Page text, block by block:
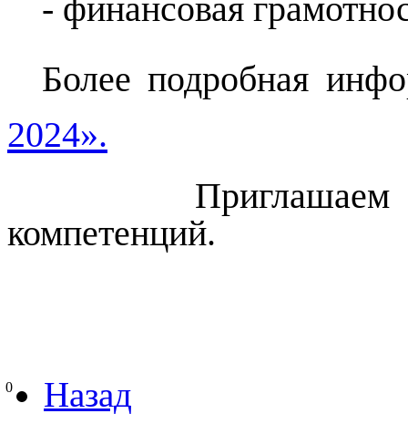
- финансовая
Более подробная
2024».
Приглашаем вас
компетенций.
0
Назад